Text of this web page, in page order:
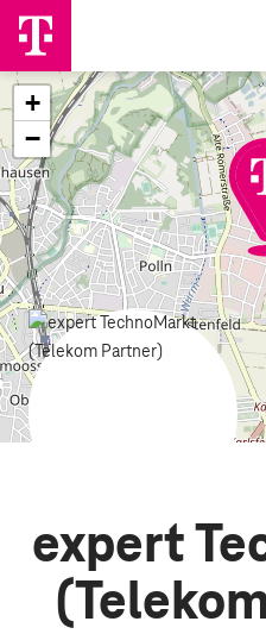
+
−
expert